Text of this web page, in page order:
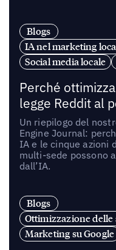
Blogs
IA nel marketing
Social media locale
Perché
legge Reddit al
Un riepilogo del
Engine Journal:
IA e le cinque azioni
multi-sede possono
dall’IA.
Blogs
Ottimizzazione delle
Marketing su Google